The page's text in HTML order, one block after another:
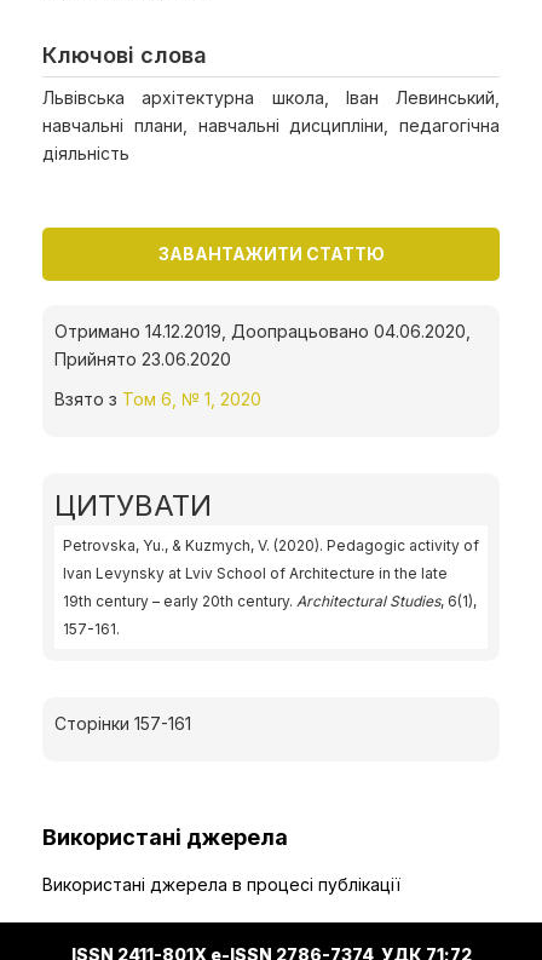
Ключові слова
Львівська архітектурна школа, Іван Левинський,
навчальні плани, навчальні дисципліни, педагогічна
діяльність
ЗАВАНТАЖИТИ СТАТТЮ
Отримано 14.12.2019, Доопрацьовано 04.06.2020,
Прийнято 23.06.2020
Взято з Том 6, № 1, 2020
ЦИТУВАТИ
Petrovska, Yu., & Kuzmych, V. (2020). Pedagogic activity of
Ivan Levynsky at Lviv School of Architecture in the late
19th century – early 20th century. Architectural Studies, 6(1),
157-161.
Сторінки 157-161
Використані джерела
Використані джерела в процесі публікації
ISSN 2411-801X e-ISSN 2786-7374 УДК 71;72